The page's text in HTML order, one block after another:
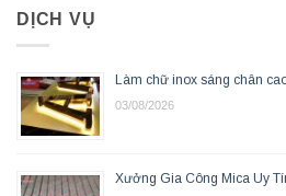
DỊCH VỤ
Làm chữ inox sáng chân
03/08/2026
Xưởng Gia Công Mica Uy